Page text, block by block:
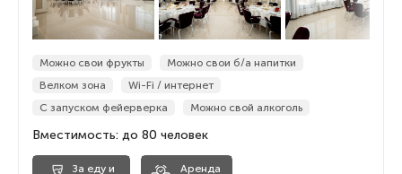
Можно свои фрукты
Можно свои б/а напитки
Велком зона
Wi-Fi / интернет
С запуском фейерверка
Можно свой алкоголь
Вместимость: до 80 человек
За еду и
Аренда